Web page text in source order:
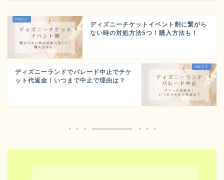
ディズニーチケットイベント割に繋がら
ない時の対処方法5つ！購入方法も！
ディズニーランドでパレード中止でチケ
ット代返金！いつまで中止で理由は？